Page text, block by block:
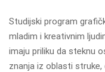
Studijski program
mladim i kreativnim
imaju priliku da steknu
znanja iz oblasti